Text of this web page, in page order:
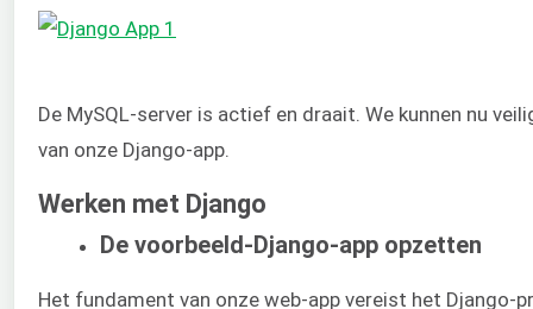
De MySQL-server is actief en draait. We kunnen nu
van onze Django-app.
Werken met Django
De voorbeeld-Django-app opzetten
Het fundament van onze web-app vereist het Django-